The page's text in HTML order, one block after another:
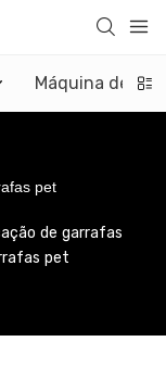
Máquina de
pet
de garrafas
pet